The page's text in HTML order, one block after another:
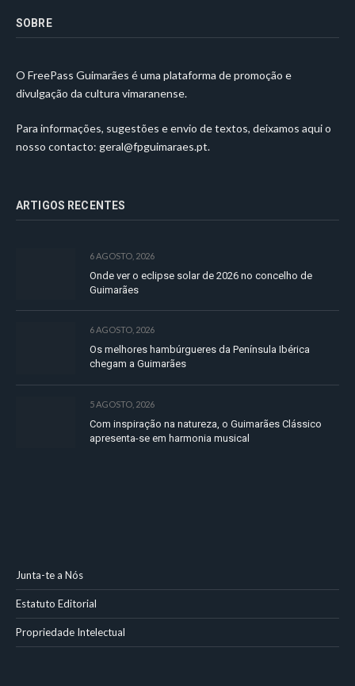
SOBRE
O FreePass Guimarães é uma plataforma de promoção e
divulgação da cultura vimaranense.
Para informações, sugestões e envio de textos, deixamos aqui o
nosso contacto: geral@fpguimaraes.pt.
ARTIGOS RECENTES
6 AGOSTO, 2026
Onde ver o eclipse solar de 2026 no concelho de
Guimarães
6 AGOSTO, 2026
Os melhores hambúrgueres da Península Ibérica
chegam a Guimarães
5 AGOSTO, 2026
Com inspiração na natureza, o Guimarães Clássico
apresenta-se em harmonia musical
Junta-te a Nós
Estatuto Editorial
Propriedade Intelectual